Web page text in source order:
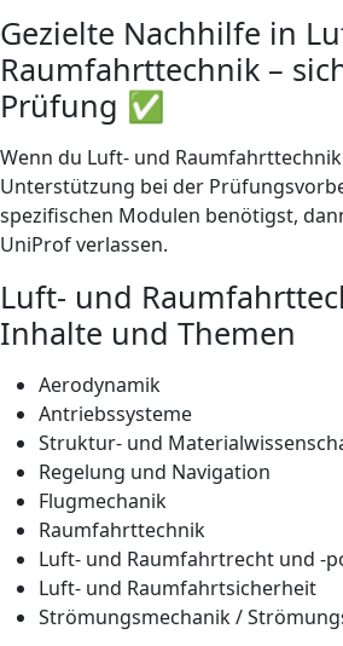
Gezielte Nachhilfe in
Raumfahrttechnik –
Prüfung ✅
Wenn du Luft- und
Unterstützung bei der
spezifischen Modulen benötigst,
UniProf verlassen.
Luft- und
Inhalte und Themen
Aerodynamik
Antriebssysteme
Struktur- und
Regelung und Navigation
Flugmechanik
Raumfahrttechnik
Luft- und Raumfahrtrecht und -
Luft- und Raumfahrtsicherheit
Strömungsmechanik /